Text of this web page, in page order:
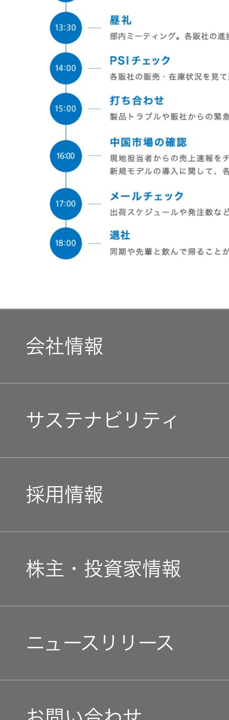
会社情報
私たちのブランド
事業概要
会社概要
会社案内
経営体制
サステナビリティ
ガバナンス(G)
環境(E)
社会(S)
採用情報
障がい者採用
株主・投資家情報
IRニュース
ニュースリリース